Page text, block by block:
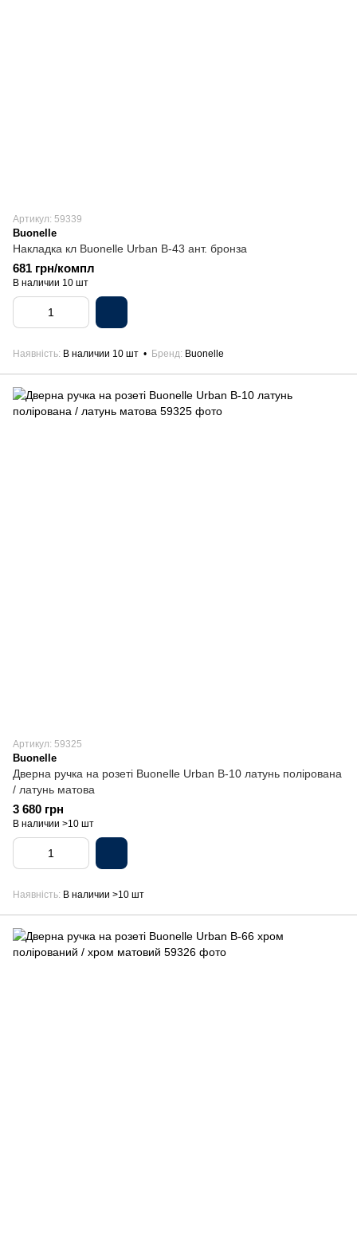
Артикул: 59339
Buonelle
Накладка кл Buonelle Urban B-43 ант. бронза
681 грн/компл
В наличии 10 шт
Наявність В наличии 10 шт Бренд Buonelle
Артикул: 59325
Buonelle
Дверна ручка на розеті Buonelle Urban B-10 латунь полірована
/ латунь матова
3 680 грн
В наличии >10 шт
Наявність В наличии >10 шт